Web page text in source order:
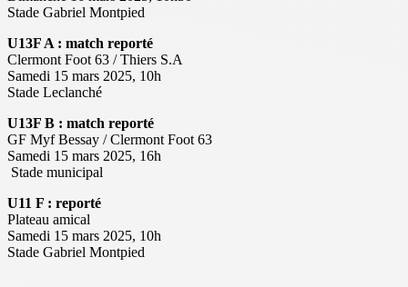
Stade Gabriel Montpied
U13F A : match reporté
Clermont Foot 63 / Thiers S.A
Samedi 15 mars 2025, 10h
Stade Leclanché
U13F B : match reporté
GF Myf Bessay / Clermont Foot 63
Samedi 15 mars 2025, 16h
Stade municipal
U11 F : reporté
Plateau amical
Samedi 15 mars 2025, 10h
Stade Gabriel Montpied